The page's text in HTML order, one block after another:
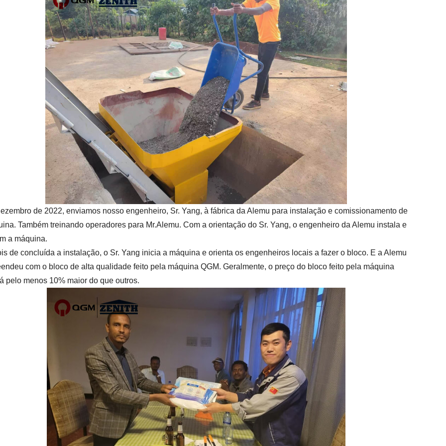
de 2022, enviamos nosso engenheiro, Sr. Yang, à fábrica da Alemu para instalação e comissionamento de
Também treinando operadores para Mr.Alemu. Com a orientação do Sr. Yang, o engenheiro da Alemu instala e
a máquina.
de concluída a instalação, o Sr. Yang inicia a máquina e orienta os engenheiros locais a fazer o bloco. E a Alemu
com o bloco de alta qualidade feito pela máquina QGM. Geralmente, o preço do bloco feito pela máquina
pelo menos 10% maior do que outros.